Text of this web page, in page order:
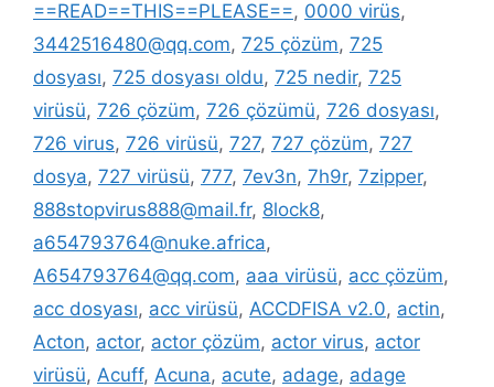
==READ==THIS==PLEASE==, 0000 virüs,
3442516480@qq.com, 725 çözüm, 725
dosyası, 725 dosyası oldu, 725 nedir, 725
virüsü, 726 çözüm, 726 çözümü, 726 dosyası,
726 virus, 726 virüsü, 727, 727 çözüm, 727
dosya, 727 virüsü, 777, 7ev3n, 7h9r, 7zipper,
888stopvirus888@mail.fr, 8lock8,
a654793764@nuke.africa,
A654793764@qq.com, aaa virüsü, acc çözüm,
acc dosyası, acc virüsü, ACCDFISA v2.0, actin,
Acton, actor, actor çözüm, actor virus, actor
virüsü, Acuff, Acuna, acute, adage, adage